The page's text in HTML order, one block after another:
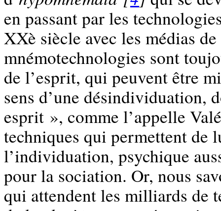
en passant par les
XXè siècle avec les médias
mnémotechnologies sont
de l’esprit, qui peuvent être
sens d’une désindividuation,
esprit », comme l’appelle
techniques qui permettent de
l’individuation, psychique
pour la sociation. Or, nous
qui attendent les milliards de